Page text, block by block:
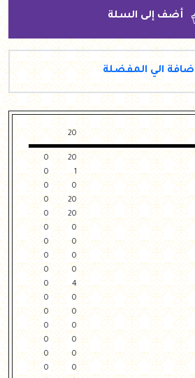
أضف إلى السلة
الي المفضلة
20
20
0
1
0
0
0
20
0
20
0
0
0
0
0
0
0
0
0
4
0
0
0
0
0
0
0
0
0
0
0
0
0